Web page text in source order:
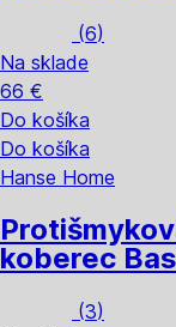
(6)
Na sklade
66 €
Do košíka
Do košíka
Hanse Home
koberec
(3)